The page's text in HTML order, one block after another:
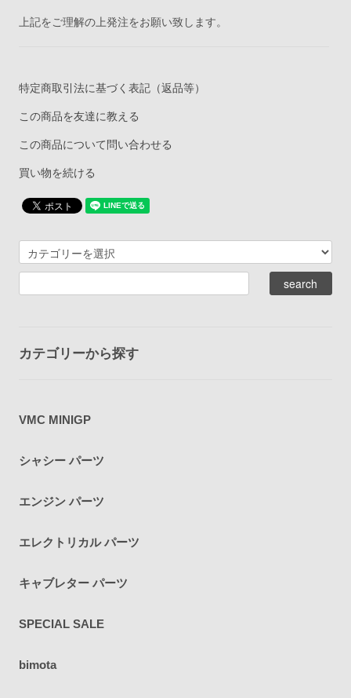
上記をご理解の上発注をお願い致します。
特定商取引法に基づく表記（返品等）
この商品を友達に教える
この商品について問い合わせる
買い物を続ける
カテゴリーから探す
VMC MINIGP
シャシー パーツ
エンジン パーツ
エレクトリカル パーツ
キャブレター パーツ
SPECIAL SALE
bimota